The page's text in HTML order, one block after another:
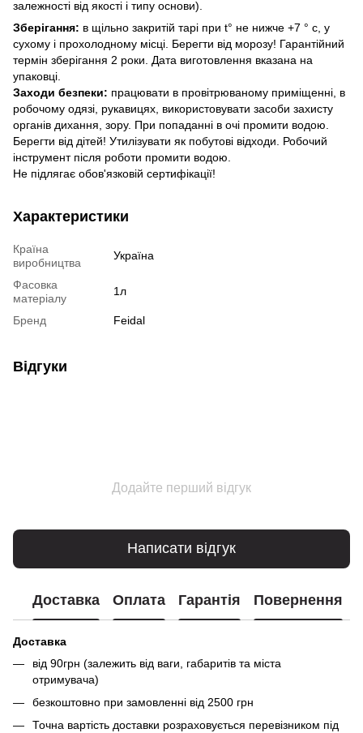
залежності від якості і типу основи).
Зберігання: в щільно закритій тарі при t° не нижче +7 ° с, у
сухому і прохолодному місці. Берегти від морозу! Гарантійний
термін зберігання 2 роки. Дата виготовлення вказана на
упаковці.
Заходи безпеки: працювати в провітрюваному приміщенні, в
робочому одязі, рукавицях, використовувати засоби захисту
органів дихання, зору. При попаданні в очі промити водою.
Берегти від дітей! Утилізувати як побутові відходи. Робочий
інструмент після роботи промити водою.
Не підлягає обов'язковій сертифікації!
Характеристики
Країна
виробництва
Україна
Фасовка
матеріалу
1л
Бренд Feidal
Відгуки
Додайте перший відгук
Написати відгук
Доставка Оплата Гарантія Повернення
Доставка
від 90грн (залежить від ваги, габаритів та міста
отримувача)
безкоштовно при замовленні від 2500 грн
Точна вартість доставки розраховується перевізником під